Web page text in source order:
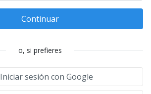
Continuar
o, si prefieres
Iniciar sesión con Google